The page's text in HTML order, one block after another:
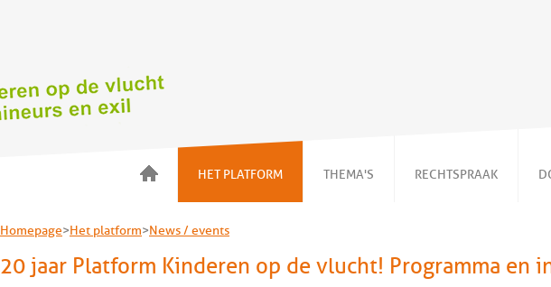
HET PLATFORM
Onze acties
News / events
THEMA'S
gezinnen
Detentie en
RECHTSPRAAK
Homepage>Het platform>News / events
20 jaar Platform Kinderen op de vlucht! Programma en